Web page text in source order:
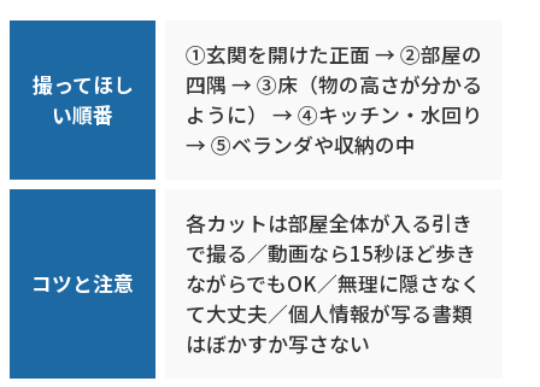
撮ってほし
い順番
①玄関を開けた正面 → ②部屋の
四隅 → ③床（物の高さが分かる
ように） → ④キッチン・水回り
→ ⑤ベランダや収納の中
コツと注意
各カットは部屋全体が入る引き
で撮る／動画なら15秒ほど歩き
ながらでもOK／無理に隠さなく
て大丈夫／個人情報が写る書類
はぼかすか写さない